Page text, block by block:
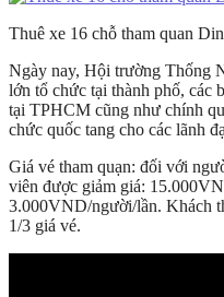
Thuê xe 16 chỗ tham quan
Ngày nay, Hội trường Thống
lớn tổ chức tại thành phố, các
tại TPHCM cũng như chính
chức quốc tang cho các lãnh
Giá vé tham quạn: đối với
viên được giảm giá:
3.000VND/người/lần. Khách
1/3 giá vé.